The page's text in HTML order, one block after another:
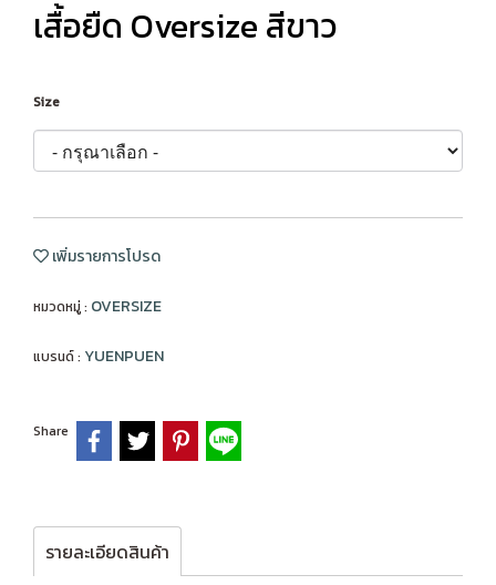
เสื้อยืด Oversize สีขาว
Size
เพิ่มรายการโปรด
หมวดหมู่ : OVERSIZE
แบรนด์ : YUENPUEN
Share
รายละเอียดสินค้า